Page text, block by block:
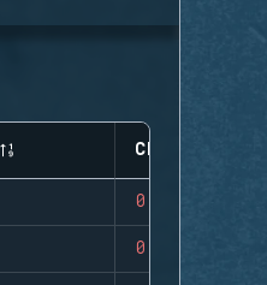
CLUTCHES
0
0